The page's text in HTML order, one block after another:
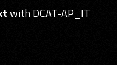
with DCAT-AP_IT